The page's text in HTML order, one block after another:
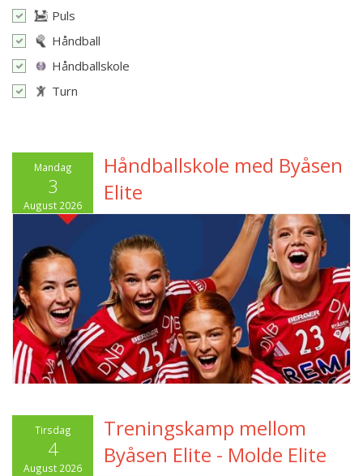
Puls
Håndball
Håndballskole
Turn
Mandag
3
August 2026
Håndballskole med Byåsen
Elite
Tirsdag
4
August 2026
Treningskamp mellom
Byåsen Elite - Molde Elite